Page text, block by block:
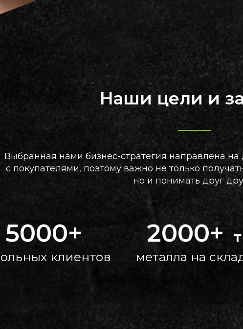
Наши цели и
Выбранная нами бизнес-стратегия направлена на
с покупателями, поэтому важно не только
но и понимать друг
5000+
клиентов
2000+ т
металла на